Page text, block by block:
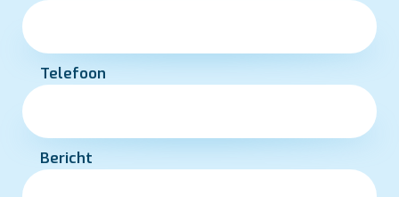
Telefoon
Bericht